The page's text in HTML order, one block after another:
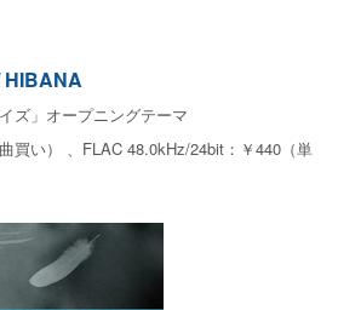
HIBANA
ズ」オープニングテーマ
買い） 、FLAC 48.0kHz/24bit：￥440（単